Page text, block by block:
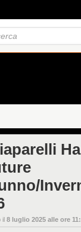
il 8 luglio 2025 alle ore